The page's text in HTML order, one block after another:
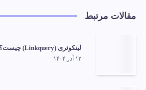
مقالات مرتبط
لینکوئری (Linkquery) چیست؟ — راهنمای جامع
۱۲ آذر ۱۴۰۴